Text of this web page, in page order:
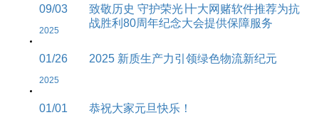
09/03
2025
致敬历史 守护荣光∣十大网赌软件推荐为抗
战胜利80周年纪念大会提供保障服务
01/26
2025
2025 新质生产力引领绿色物流新纪元
01/01 恭祝大家元旦快乐！